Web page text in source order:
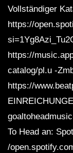
Vollständiger
https://
https://
catalog/pl.u -
https://
To Head an:
/